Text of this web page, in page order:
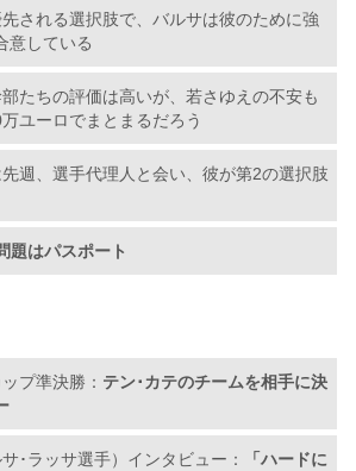
される選択肢で、バルサは彼のために強
意している
たちの評価は高いが、若さゆえの不安も
ユーロでまとまるだろう
週、選手代理人と会い、彼が第2の選択肢
題はパスポート
プ準決勝： テン･カテのチームを相手に決
･ラッサ選手）インタビュー：
「ハードに